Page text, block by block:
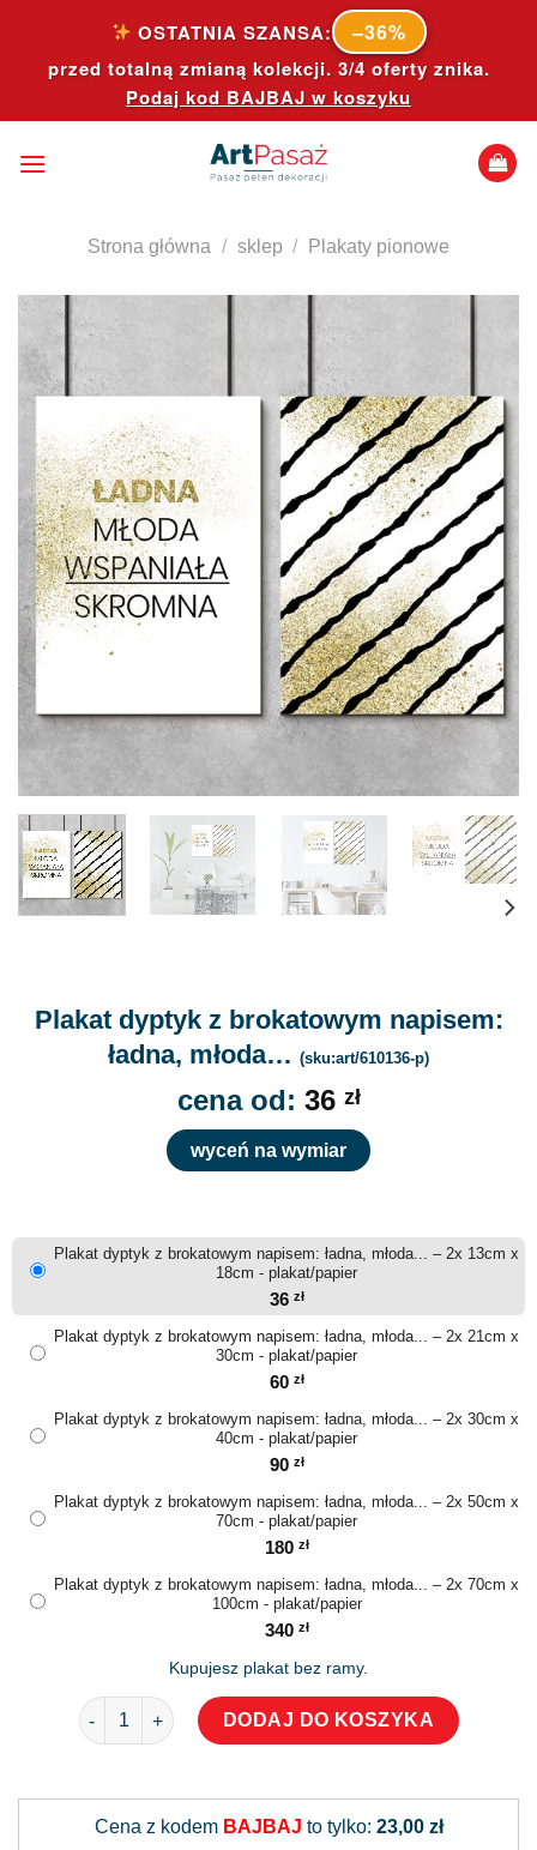
content
OSTATNIA SZANSA: –36%
przed totalną zmianą kolekcji. 3/4 oferty znika.
Podaj kod BAJBAJ w koszyku
Strona główna / sklep / Plakaty pionowe
Plakat dyptyk z brokatowym napisem:
ładna, młoda… (sku:art/610136-p)
cena od: 36 zł
wyceń na wymiar
Plakat dyptyk z brokatowym napisem: ładna, młoda... – 2x 13cm x
18cm - plakat/papier
36 zł
Plakat dyptyk z brokatowym napisem: ładna, młoda... – 2x 21cm x
30cm - plakat/papier
60 zł
Plakat dyptyk z brokatowym napisem: ładna, młoda... – 2x 30cm x
40cm - plakat/papier
90 zł
Plakat dyptyk z brokatowym napisem: ładna, młoda... – 2x 50cm x
70cm - plakat/papier
180 zł
Plakat dyptyk z brokatowym napisem: ładna, młoda... – 2x 70cm x
100cm - plakat/papier
340 zł
Kupujesz plakat bez ramy.
ilość Plakat dyptyk z brokatowym napisem: ładna,
DODAJ DO KOSZYKA
Cena z kodem BAJBAJ to tylko: 23,00 zł